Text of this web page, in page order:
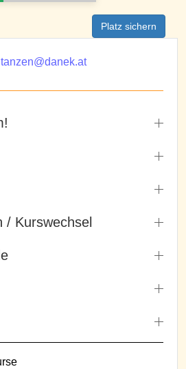
Platz sichern
tanzen@danek.at
/ Kurswechsel